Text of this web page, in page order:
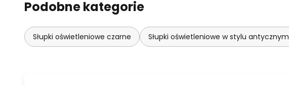
Podobne kategorie
Słupki oświetleniowe czarne Słupki oświetleniowe w stylu antycznym